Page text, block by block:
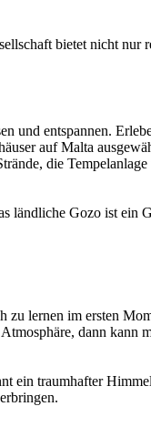
bietet nicht nur
und entspannen.
auf Malta
die
ländliche Gozo ist ein
lernen im ersten
dann kann
ein traumhafter